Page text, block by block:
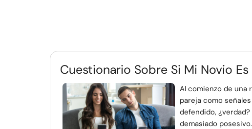
Cuestionario Sobre Si Mi Novio
Al comienzo de una
pareja como
defendido,
demasiado